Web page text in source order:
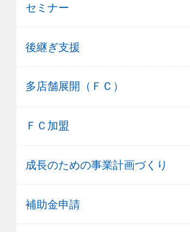
セミナー
後継ぎ支援
多店舗展開（ＦＣ）
ＦＣ加盟
成長のための事業計画づくり
補助金申請